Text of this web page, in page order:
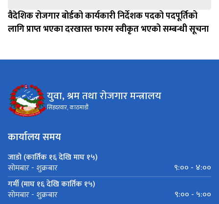
वैदेशिक रोजगार बोर्डको कार्यकारी निर्देशक पदको पदपूर्तिको
लागि प्राप्त भएका दरखास्त फारम स्वीकृत भएको सम्बन्धी सूचना
युवा, श्रम तथा रोजगार मन्त्रालय
सिंहदरवार, काठमाडौं
कार्यालय समय
जाडो (कार्तिक १६ देखि माघ १५)
सोमबार - शुक्रबार
९:०० - ४:००
गर्मी (माघ १६ देखि कार्तिक १५)
सोमबार - शुक्रबार ९:०० - ५:००